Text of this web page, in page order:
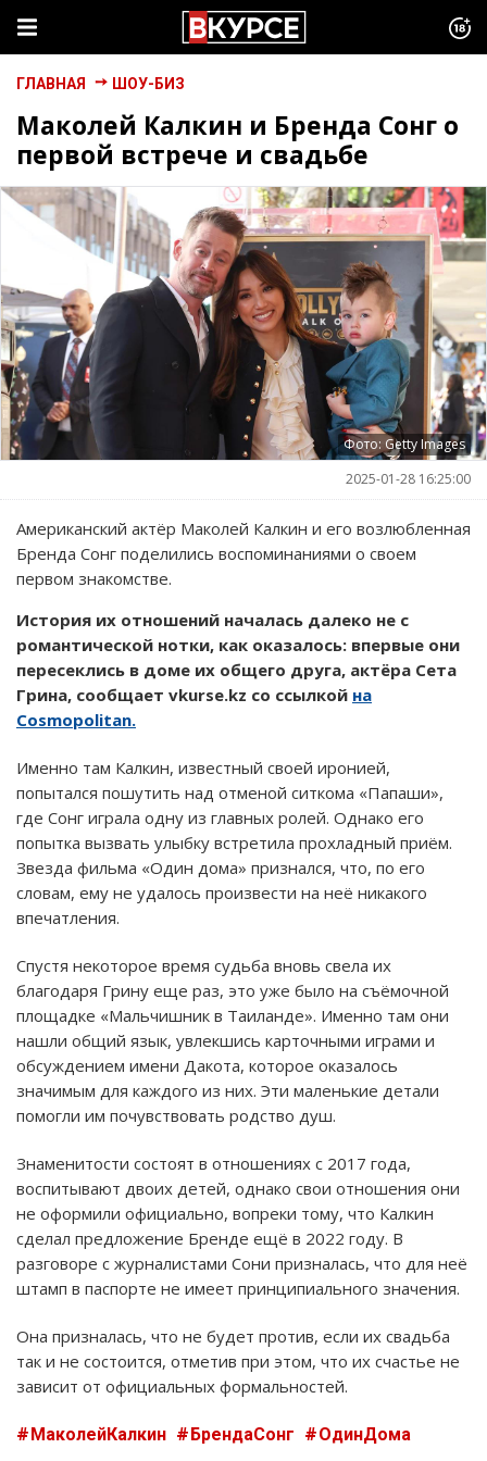
ГЛАВНАЯ ШОУ-БИЗ
Маколей Калкин и Бренда Сонг о
первой встрече и свадьбе
Фото: Getty Images
2025-01-28 16:25:00
Американский актёр Маколей Калкин и его возлюбленная
Бренда Сонг поделились воспоминаниями о своем
первом знакомстве.
История их отношений началась далеко не с
романтической нотки, как оказалось: впервые они
пересеклись в доме их общего друга, актёра Сета
Грина, сообщает vkurse.kz со ссылкой на
Cosmopolitan.
Именно там Калкин, известный своей иронией,
попытался пошутить над отменой ситкома «Папаши»,
где Сонг играла одну из главных ролей. Однако его
попытка вызвать улыбку встретила прохладный приём.
Звезда фильма «Один дома» признался, что, по его
словам, ему не удалось произвести на неё никакого
впечатления.
Спустя некоторое время судьба вновь свела их
благодаря Грину еще раз, это уже было на съёмочной
площадке «Мальчишник в Таиланде». Именно там они
нашли общий язык, увлекшись карточными играми и
обсуждением имени Дакота, которое оказалось
значимым для каждого из них. Эти маленькие детали
помогли им почувствовать родство душ.
Знаменитости состоят в отношениях с 2017 года,
воспитывают двоих детей, однако свои отношения они
не оформили официально, вопреки тому, что Калкин
сделал предложение Бренде ещё в 2022 году. В
разговоре с журналистами Сони призналась, что для неё
штамп в паспорте не имеет принципиального значения.
Она призналась, что не будет против, если их свадьба
так и не состоится, отметив при этом, что их счастье не
зависит от официальных формальностей.
МаколейКалкин БрендаСонг ОдинДома